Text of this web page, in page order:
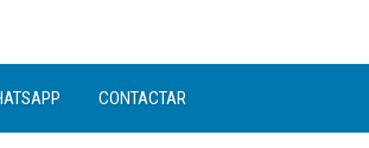
CONTACTAR